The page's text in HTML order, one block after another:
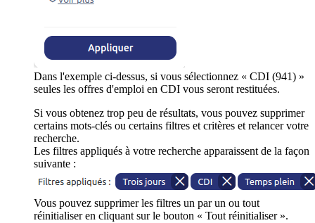
Dans l'exemple ci-dessus, si vous sélectionnez « CDI (941) »
seules les offres d'emploi en CDI vous seront restituées.
Si vous obtenez trop peu de résultats, vous pouvez supprimer
certains mots-clés ou certains filtres et critères et relancer votre
recherche.
Les filtres appliqués à votre recherche apparaissent de la façon
suivante :
Vous pouvez supprimer les filtres un par un ou tout
réinitialiser en cliquant sur le bouton « Tout réinitialiser ».